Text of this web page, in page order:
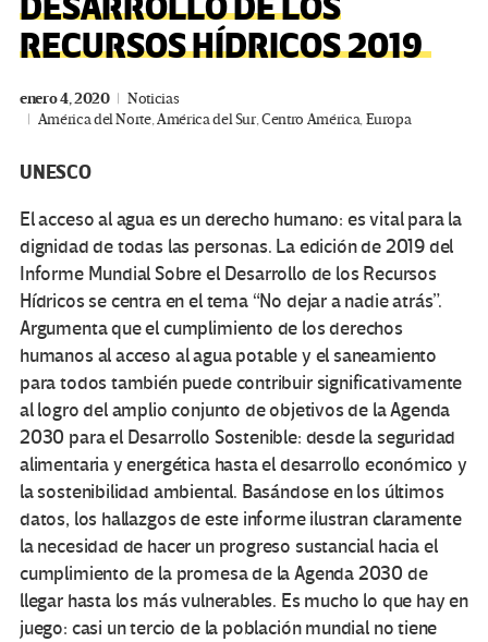
DESARROLLO DE LOS
RECURSOS HÍDRICOS 2019
enero 4, 2020
Noticias
América del Norte,América del Sur,Centro América,Europa
UNESCO
El acceso al agua es un derecho humano: es vital para la
dignidad de todas las personas. La edición de 2019 del
Informe Mundial Sobre el Desarrollo de los Recursos
Hídricos se centra en el tema “No dejar a nadie atrás”.
Argumenta que el cumplimiento de los derechos
humanos al acceso al agua potable y el saneamiento
para todos también puede contribuir significativamente
al logro del amplio conjunto de objetivos de la Agenda
2030 para el Desarrollo Sostenible: desde la seguridad
alimentaria y energética hasta el desarrollo económico y
la sostenibilidad ambiental. Basándose en los últimos
datos, los hallazgos de este informe ilustran claramente
la necesidad de hacer un progreso sustancial hacia el
cumplimiento de la promesa de la Agenda 2030 de
llegar hasta los más vulnerables. Es mucho lo que hay en
juego: casi un tercio de la población mundial no tiene